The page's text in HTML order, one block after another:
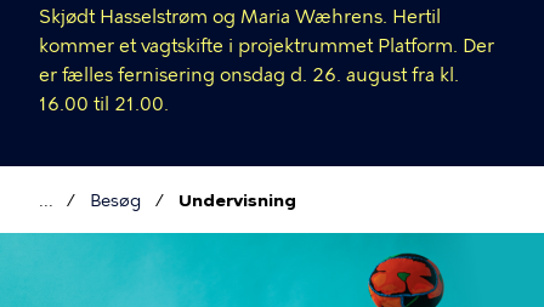
Skjødt Hasselstrøm og Maria Wæhrens. Hertil
kommer et vagtskifte i projektrummet Platform. Der
er fælles fernisering onsdag d. 26. august fra kl.
16.00 til 21.00.
Brødkrumme
Besøg Undervisning